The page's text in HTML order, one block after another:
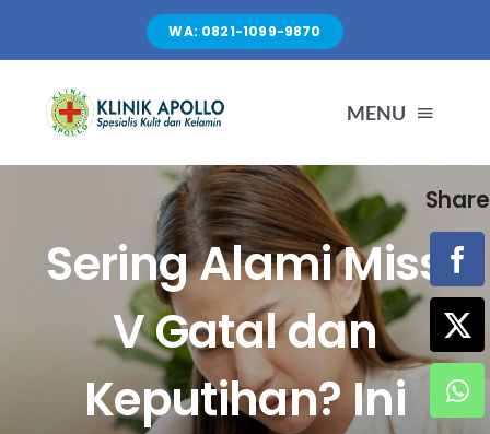
content
WA: 0821-1099-9870
MENU
TENTANG KAMI
LAYANAN
FASILITAS
ARTIKEL
Sering Alami Miss
V Gatal dan
Keputihan? Ini
Share